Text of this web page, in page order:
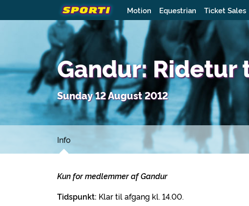
Motion Equestrian Ticket Sales
Gandur:
Sunday 12 August 2012
Info
Kun for medlemmer af Gandur
Tidspunkt: Klar til afgang kl. 14.00.